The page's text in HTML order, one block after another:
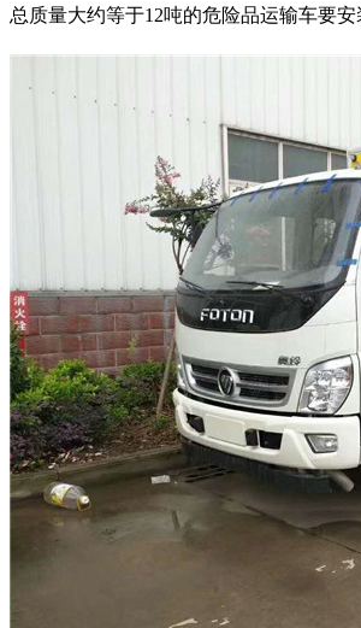
总质量大约等于12吨的危险品运输车要安